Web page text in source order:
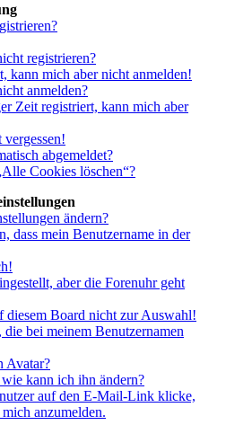
registrieren?
kann mich aber nicht anmelden!
anmelden?
Zeit registriert, kann mich aber
abgemeldet?
Cookies löschen“?
ändern?
dass mein Benutzername in der
aber die Forenuhr geht
diesem Board nicht zur Auswahl!
bei meinem Benutzernamen
Avatar?
kann ich ihn ändern?
auf den E-Mail-Link klicke,
anzumelden.